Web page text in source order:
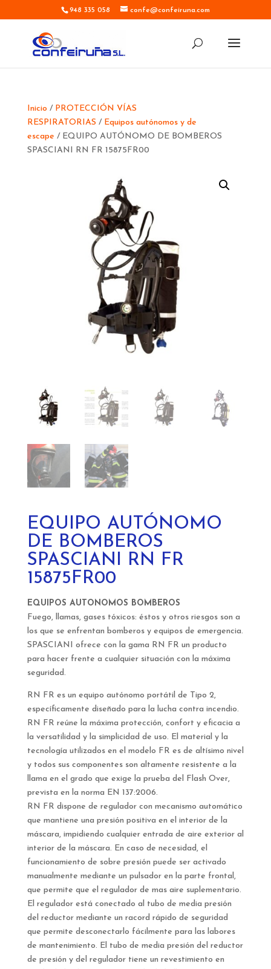
948 335 058 confe@confeiruna.com
Inicio / PROTECCIÓN VÍAS
RESPIRATORIAS / Equipos autónomos y de
escape / EQUIPO AUTÓNOMO DE BOMBEROS
SPASCIANI RN FR 15875FR00
EQUIPO AUTÓNOMO
DE BOMBEROS
SPASCIANI RN FR
15875FR00
EQUIPOS AUTONOMOS BOMBEROS
Fuego, llamas, gases tóxicos: éstos y otros riesgos son a
los que se enfrentan bomberos y equipos de emergencia.
SPASCIANI ofrece con la gama RN FR un producto
para hacer frente a cualquier situación con la máxima
seguridad.
RN FR es un equipo autónomo portátil de Tipo 2,
específicamente diseñado para la lucha contra incendio.
RN FR reúne la máxima protección, confort y eficacia a
la versatilidad y la simplicidad de uso. El material y la
tecnología utilizados en el modelo FR es de altísimo nivel
y todos sus componentes son altamente resistente a la
llama en el grado que exige la prueba del Flash Over,
prevista en la norma EN 137:2006.
RN FR dispone de regulador con mecanismo automático
que mantiene una presión positiva en el interior de la
máscara, impidiendo cualquier entrada de aire exterior al
interior de la máscara. En caso de necesidad, el
funcionamiento de sobre presión puede ser activado
manualmente mediante un pulsador en la parte frontal,
que permite que el regulador de mas aire suplementario.
El regulador está conectado al tubo de media presión
del reductor mediante un racord rápido de seguridad
que permite desconectarlo fácilmente para las labores
de mantenimiento. El tubo de media presión del reductor
de presión y del regulador tiene un revestimiento en